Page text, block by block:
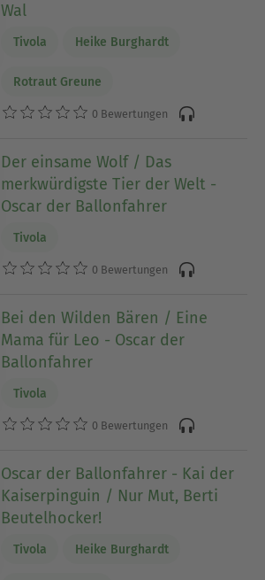
Wal
Tivola Heike Burghardt
Rotraut Greune
0 Bewertungen
Der einsame Wolf / Das
merkwürdigste Tier der Welt -
Oscar der Ballonfahrer
Tivola
0 Bewertungen
Bei den Wilden Bären / Eine
Mama für Leo - Oscar der
Ballonfahrer
Tivola
0 Bewertungen
Oscar der Ballonfahrer - Kai der
Kaiserpinguin / Nur Mut, Berti
Beutelhocker!
Tivola Heike Burghardt